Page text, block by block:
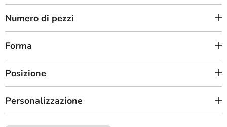
Numero di pezzi
Forma
Posizione
Personalizzazione